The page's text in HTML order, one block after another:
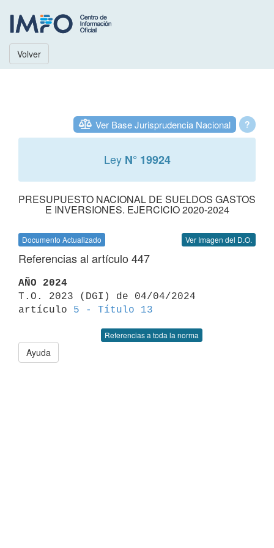
Volver
?
Ver Base Jurisprudencia Nacional
Ley N° 19924
PRESUPUESTO NACIONAL DE SUELDOS GASTOS
E INVERSIONES. EJERCICIO 2020-2024
Documento Actualizado Ver Imagen del D.O.
Referencias al artículo 447
AÑO 2024
T.O. 2023 (DGI) de 04/04/2024
artículo 5 - Título 13
Referencias a toda la norma
Ayuda